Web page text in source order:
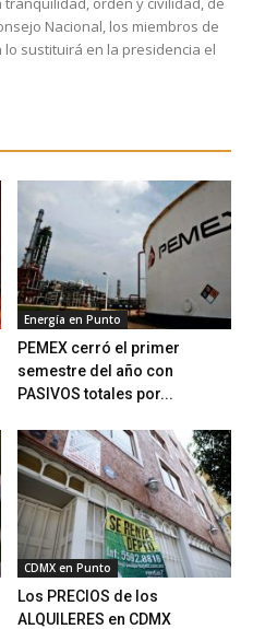
Nacional, los miembros de
sustituirá en la presidencia el
Energía en Punto
PEMEX cerró el primer
semestre del año con
PASIVOS totales por...
CDMX en Punto
Los PRECIOS de los
ALQUILERES en CDMX